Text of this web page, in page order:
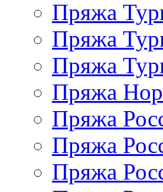
Пряжа
Пряжа
Пряжа
Пряжа
Пряжа
Пряжа
Пряжа